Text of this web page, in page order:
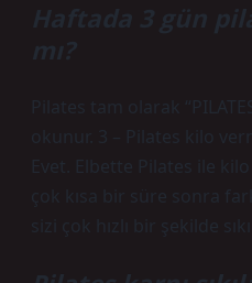
Haftada 3 gün
mı?
Pilates tam olarak
okunur. 3 – Pilates kilo
Evet. Elbette Pilates ile
çok kısa bir süre sonra
sizi çok hızlı bir şekilde